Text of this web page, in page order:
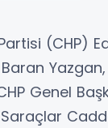
(CHP)
Yazgan,
Genel
Saraçlar